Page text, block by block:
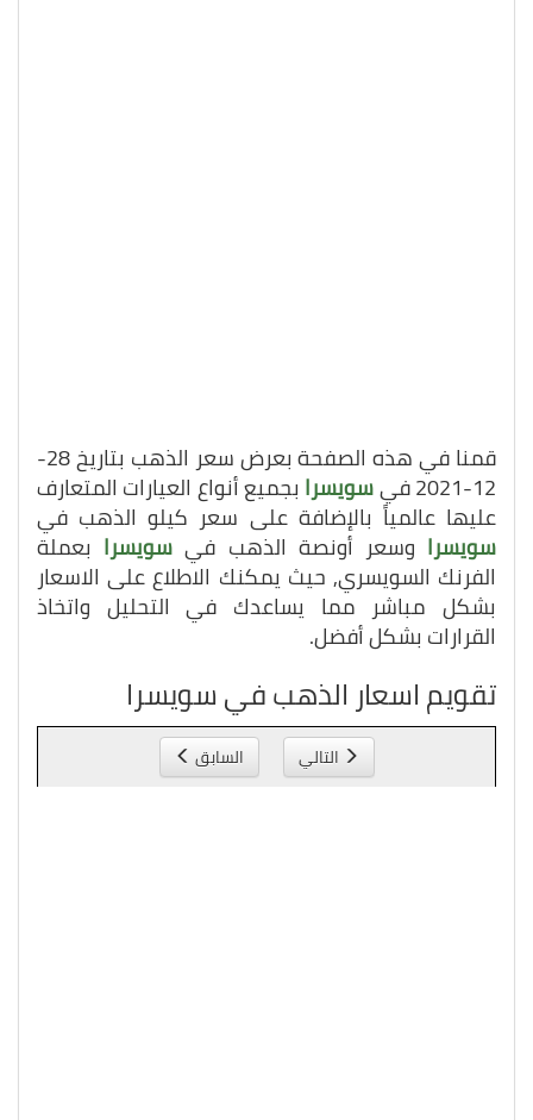
قمنا في هذه الصفحة بعرض سعر الذهب بتاريخ 28-
12-2021 في سويسرا بجميع أنواع العيارات المتعارف
عليها عالمياً بالإضافة على سعر كيلو الذهب في
سويسرا وسعر أونصة الذهب في سويسرا بعملة
الفرنك السويسري, حيث يمكنك الاطلاع على الاسعار
بشكل مباشر مما يساعدك في التحليل واتخاذ
القرارات بشكل أفضل.
تقويم اسعار الذهب في سويسرا
التالي السابق